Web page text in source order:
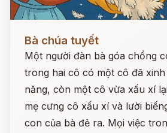
Bà chúa tuyết
Một người đàn bà góa chồng
trong hai cô có một cô đã xinh
năng, còn một cô vừa xấu xí
mẹ cưng cô xấu xí và lười
con của bà đẻ ra. Mọi việc